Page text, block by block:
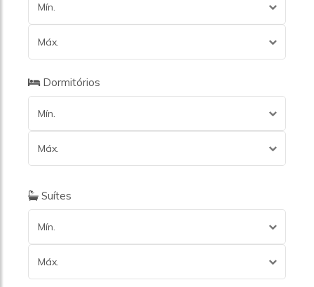
Mín.
Máx.
Dormitórios
Mín.
Máx.
Suítes
Mín.
Máx.